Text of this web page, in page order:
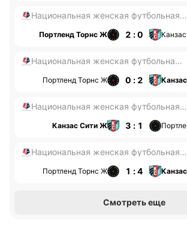
Национальная женская футбольная
Портленд Торнс Ж 2 : 0
Национальная женская футбольная
Портленд Торнс Ж 0 : 2
Национальная женская футбольная
Канзас Сити Ж 3 : 1
Национальная женская футбольная
Портленд Торнс Ж 1 : 4
Смотреть еще